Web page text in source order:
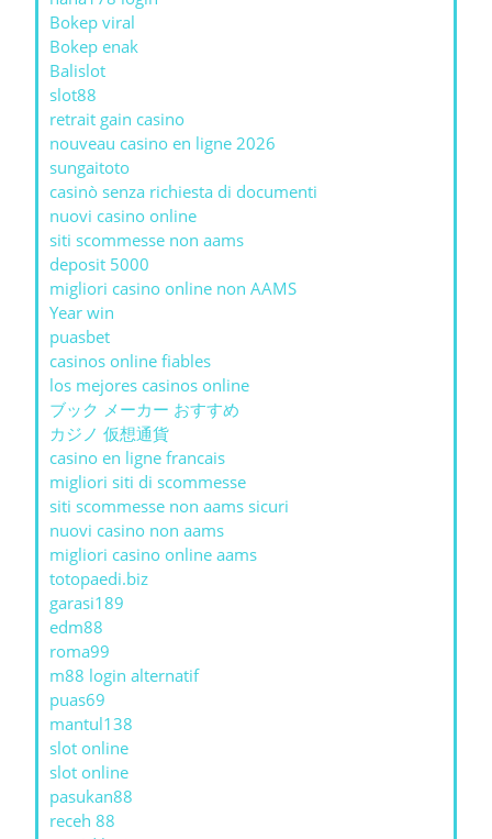
Bokep viral
Bokep enak
Balislot
slot88
retrait gain casino
nouveau casino en ligne 2026
sungaitoto
casinò senza richiesta di documenti
nuovi casino online
siti scommesse non aams
deposit 5000
migliori casino online non AAMS
Year win
puasbet
casinos online fiables
los mejores casinos online
ブック メーカー おすすめ
カジノ 仮想通貨
casino en ligne francais
migliori siti di scommesse
siti scommesse non aams sicuri
nuovi casino non aams
migliori casino online aams
totopaedi.biz
garasi189
edm88
roma99
m88 login alternatif
puas69
mantul138
slot online
slot online
pasukan88
receh 88